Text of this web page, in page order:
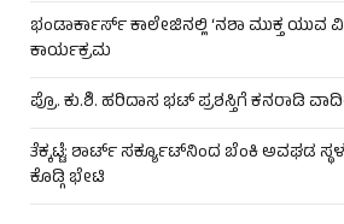
ಭಂಡಾರ್ಕಾರ್ಸ್ ಕಾಲೇಜಿನಲ್ಲಿ ‘ನಶಾ ಮುಕ್ತ ಯುವ
ಕಾರ್ಯಕ್ರಮ
ಪ್ರೊ. ಕು.ಶಿ. ಹರಿದಾಸ ಭಟ್ ಪ್ರಶಸ್ತಿಗೆ ಕನರಾಡಿ
ತೆಕ್ಕಟ್ಟೆ: ಶಾರ್ಟ್ ಸರ್ಕ್ಯೂಟ್‌ನಿಂದ ಬೆಂಕಿ ಅವಘಡ
ಕೊಡ್ಗಿ ಭೇಟಿ